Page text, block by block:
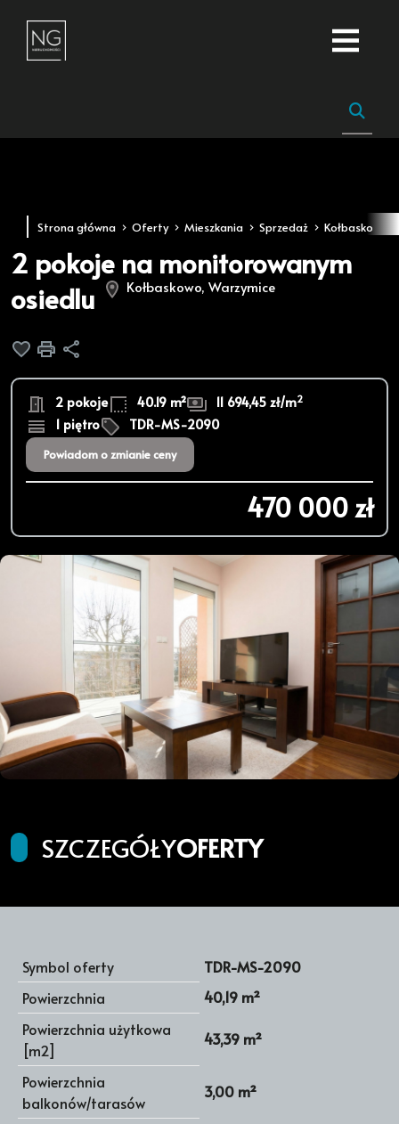
Strona główna Oferty Mieszkania Sprzedaż Kołbaskowo
2 pokoje na monitorowanym
osiedlu
Kołbaskowo, Warzymice
Dodaj do ulubionych
Drukuj
2 pokoje 40.19 m² 11 694,45 zł/m2
1 piętro TDR-MS-2090
Powiadom o zmianie ceny
470 000 zł
SZCZEGÓŁYOFERTY
Symbol oferty
TDR-MS-2090
Powierzchnia
40,19 m²
Powierzchnia użytkowa
[m2]
43,39 m²
Powierzchnia
balkonów/tarasów
3,00 m²